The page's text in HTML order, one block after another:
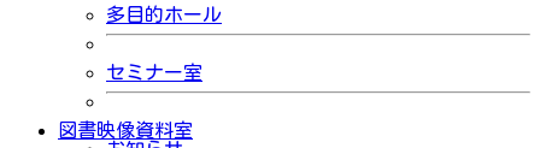
多目的ホール
セミナー室
図書映像資料室